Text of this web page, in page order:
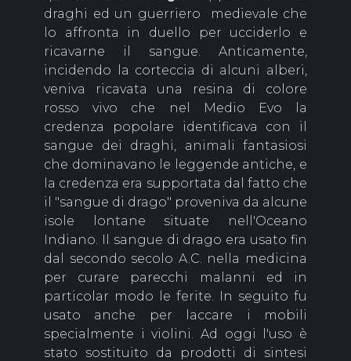
draghi ed un guerriero medievale che
lo affronta in duello per ucciderlo e
ricavarne il sangue. Anticamente,
incidendo la corteccia di alcuni alberi,
veniva ricavata una resina di colore
rosso vivo che nel Medio Evo la
credenza popolare identificava con il
sangue dei draghi, animali fantasiosi
che dominavano le leggende antiche, e
la credenza era supportata dal fatto che
il "sangue di drago" proveniva da alcune
isole lontane situate nell'Oceano
Indiano. Il sangue di drago era usato fin
dal secondo secolo A.C. nella medicina
per curare parecchi malanni ed in
particolar modo le ferite. In seguito fu
usato anche per laccare i mobili
specialmente i violini. Ad oggi l'uso è
stato sostituito da prodotti di sintesi